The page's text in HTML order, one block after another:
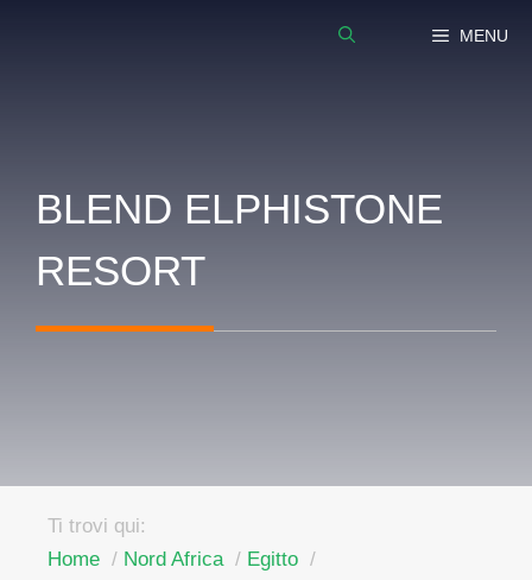
MENU
BLEND ELPHISTONE
RESORT
Ti trovi qui:
Home
Nord Africa
Egitto